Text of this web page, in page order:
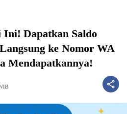
Dapatkan Saldo
ke Nomor WA
Mendapatkannya!